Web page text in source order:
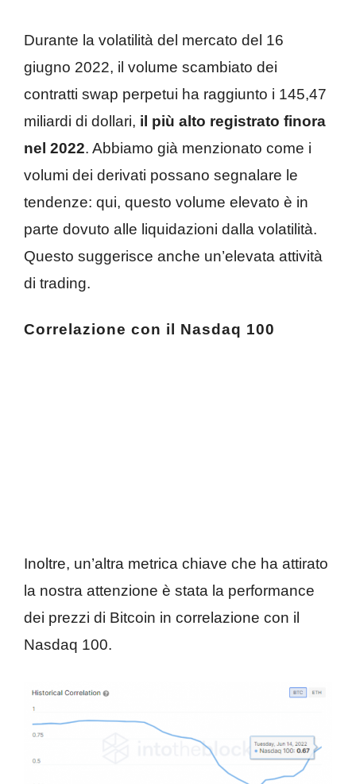
Durante la volatilità del mercato del 16
giugno 2022, il volume scambiato dei
contratti swap perpetui ha raggiunto i 145,47
miliardi di dollari, il più alto registrato finora
nel 2022. Abbiamo già menzionato come i
volumi dei derivati ​​possano segnalare le
tendenze: qui, questo volume elevato è in
parte dovuto alle liquidazioni dalla volatilità.
Questo suggerisce anche un’elevata attività
di trading.
Correlazione con il Nasdaq 100
Inoltre, un’altra metrica chiave che ha attirato
la nostra attenzione è stata la performance
dei prezzi di Bitcoin in correlazione con il
Nasdaq 100.